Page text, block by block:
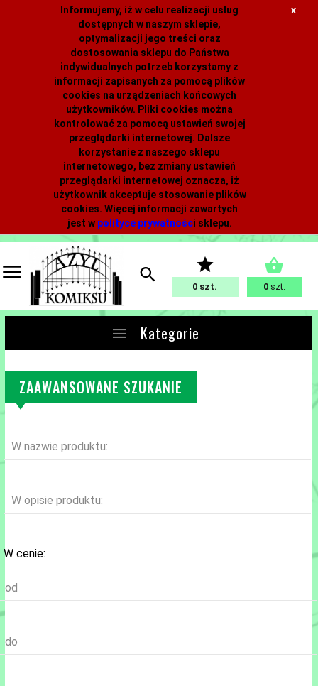
Informujemy, iż w celu realizacji usług
dostępnych w naszym sklepie,
optymalizacji jego treści oraz
dostosowania sklepu do Państwa
indywidualnych potrzeb korzystamy z
informacji zapisanych za pomocą plików
cookies na urządzeniach końcowych
użytkowników. Pliki cookies można
kontrolować za pomocą ustawień swojej
przeglądarki internetowej. Dalsze
korzystanie z naszego sklepu
internetowego, bez zmiany ustawień
przeglądarki internetowej oznacza, iż
użytkownik akceptuje stosowanie plików
cookies. Więcej informacji zawartych
jest w polityce prywatności sklepu.
x
0 0 szt.
Kategorie
ZAAWANSOWANE SZUKANIE
W nazwie produktu:
W opisie produktu:
W cenie:
od
do